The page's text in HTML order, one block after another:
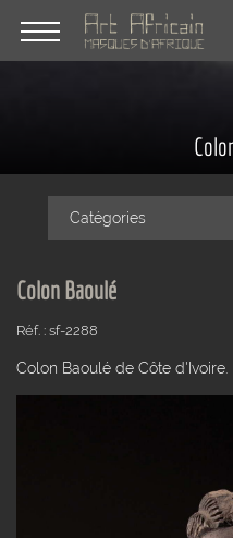
Catégories
Colon Baoulé
Réf. : sf-2288
Colon Baoulé de Côte d'Ivoire.